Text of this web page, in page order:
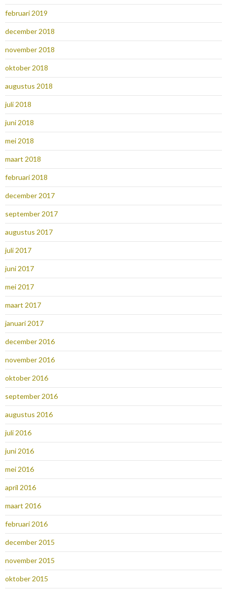
februari 2019
december 2018
november 2018
oktober 2018
augustus 2018
juli 2018
juni 2018
mei 2018
maart 2018
februari 2018
december 2017
september 2017
augustus 2017
juli 2017
juni 2017
mei 2017
maart 2017
januari 2017
december 2016
november 2016
oktober 2016
september 2016
augustus 2016
juli 2016
juni 2016
mei 2016
april 2016
maart 2016
februari 2016
december 2015
november 2015
oktober 2015